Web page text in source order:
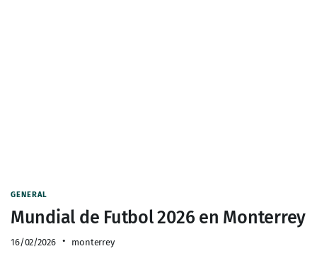
GENERAL
Mundial de Futbol 2026 en Monterrey
16/02/2026 monterrey